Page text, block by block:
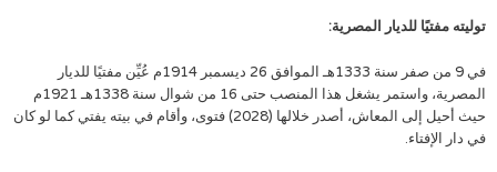
توليته مفتيًا للديار المصرية:
في 9 من صفر سنة 1333هـ الموافق 26 ديسمبر 1914م عُيِّن مفتيًا للديار
المصرية، واستمر يشغل هذا المنصب حتى 16 من شوال سنة 1338هـ 1921م
حيث أحيل إلى المعاش، أصدر خلالها (2028) فتوى، وأقام في بيته يفتي كما لو كان
في دار الإفتاء.